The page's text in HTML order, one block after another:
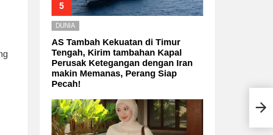
DUNIA
AS Tambah Kekuatan di Timur
Tengah, Kirim tambahan Kapal
Perusak Ketegangan dengan Iran
makin Memanas, Perang Siap
Pecah!